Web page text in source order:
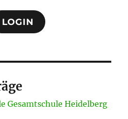
LOGIN
Gesamtschule Heidelberg